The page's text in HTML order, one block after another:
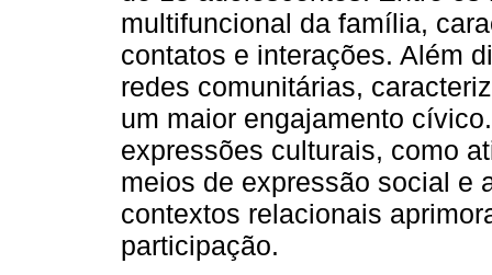
multifuncional da família,
contatos e interações. Além
redes comunitárias,
um maior engajamento
expressões culturais, como
meios de expressão social e
contextos relacionais
participação.